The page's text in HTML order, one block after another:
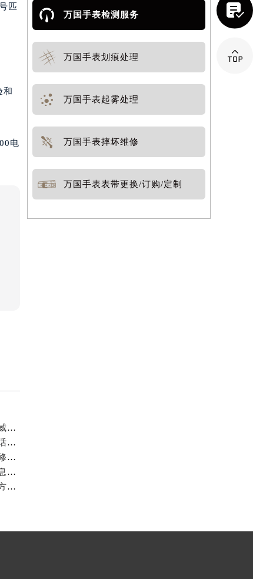
匹
和
电
成都万国官方售后服务中心｜最新电话和官方维修地址权威信息公示（2026年7月最新）
亲身探访成都万国官方售后服务中心｜网点地址与客服电话（2026年7月最新）
亲身到店探访成都万国官方售后服务中心｜官方地址与维修热线（2026年7月最新）
成都万国官方售后服务中心｜最新热线及维修地址权威信息公示（2026年7月最新）
亲身到店探访成都万国官方售后服务中心｜维修地址与官方客服热线（2026年7月最新）
万国手表检测服务
万国手表划痕处理
万国手表起雾处理
万国手表摔坏维修
万国手表表带更换/订购/定制

